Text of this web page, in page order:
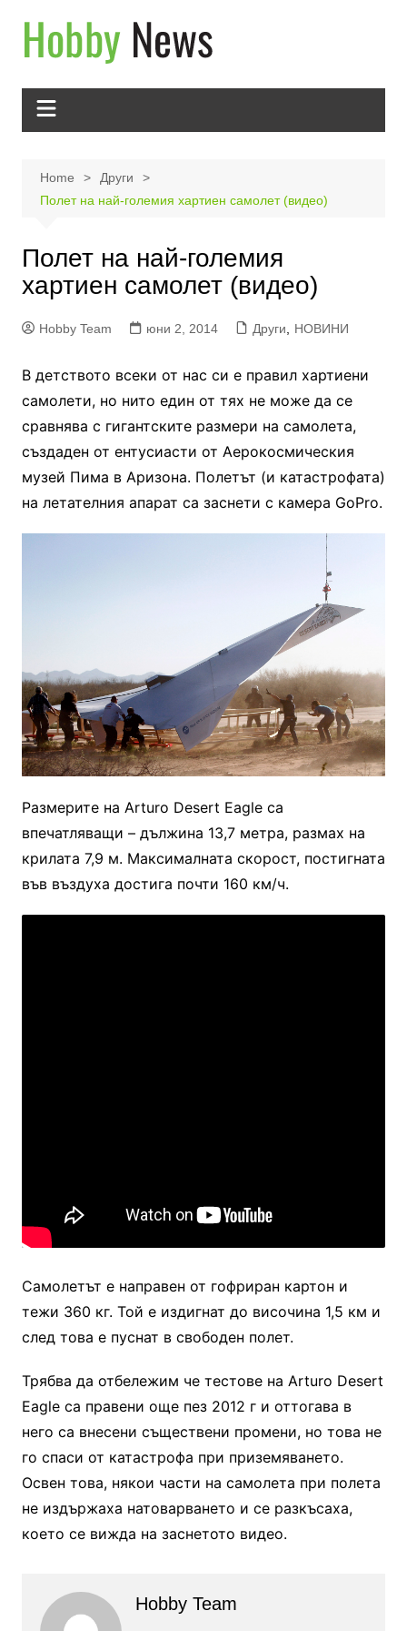
content
Home
Други
Полет на най-големия хартиен самолет (видео)
Полет на най-големия
хартиен самолет (видео)
Hobby Team юни 2, 2014 Други НОВИНИ
В детството всеки от нас си е правил хартиени
самолети, но нито един от тях не може да се
сравнява с гигантските размери на самолета,
създаден от ентусиасти от Аерокосмическия
музей Пима в Аризона. Полетът (и катастрофата)
на летателния апарат са заснети с камера GoPro.
Размерите на Arturo Desert Eagle са
впечатляващи – дължина 13,7 метра, размах на
крилата 7,9 м. Максималната скорост, постигната
във въздуха достига почти 160 км/ч.
Самолетът е направен от гофриран картон и
тежи 360 кг. Той е издигнат до височина 1,5 км и
след това е пуснат в свободен полет.
Трябва да отбележим че тестове на Arturo Desert
Eagle са правени още пез 2012 г и оттогава в
него са внесени съществени промени, но това не
го спаси от катастрофа при приземяването.
Освен това, някои части на самолета при полета
не издържаха натоварването и се разкъсаха,
което се вижда на заснетото видео.
Hobby Team